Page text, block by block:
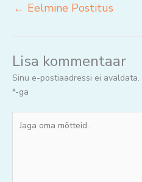
← Eelmine Postitus
Lisa kommentaar
Sinu e-postiaadressi ei avaldata.
*-ga
oma